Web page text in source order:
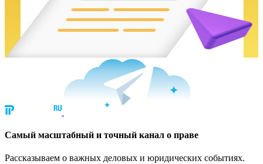
Cамый масштабный и точный канал о праве
Рассказываем о важных деловых и юридических событиях.